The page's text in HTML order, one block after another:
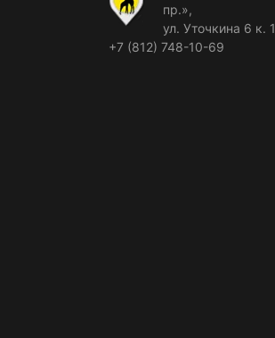
пр.»,
ул. Уточкина 6 к. 1
+7 (812) 748-10-69